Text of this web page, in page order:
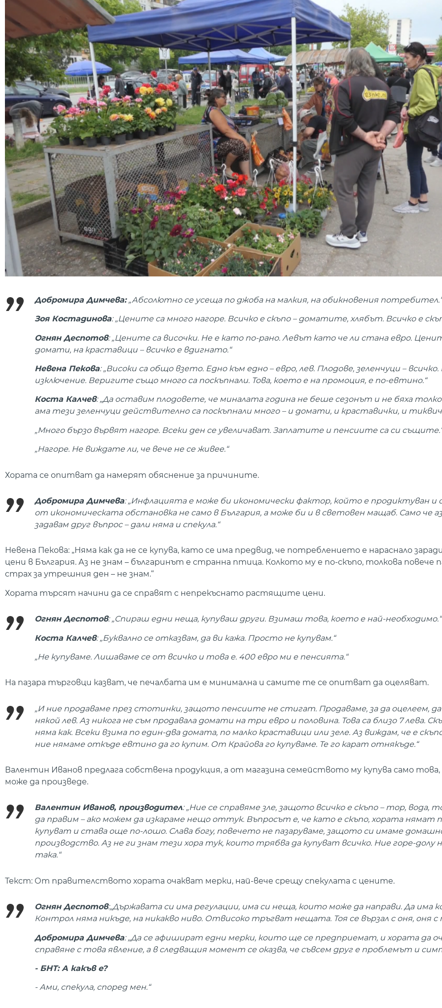
Добромира Димчева:„Абсолютно се усеща по джоба на малкия, на обикновения потребител.“
Зоя Костадинова: „Цените са много нагоре. Всичко е скъпо – доматите, хлябът. Всичко е
Огнян Деспотов: „Цените са височки. Не е като по-рано. Левът като че ли стана евро.
домати, на краставици – всичко е вдигнато.“
Невена Пекова: „Високи са общо взето. Едно към едно – евро, лев. Плодове, зеленчуци –
изключение. Веригите също много са поскъпнали. Това, което е на промоция, е по-евтино.“
Коста Калчев: „Да оставим плодовете, че миналата година не беше сезонът и не бяха
ама тези зеленчуци действително са поскъпнали много – и домати, и краставички, и
„Много бързо вървят нагоре. Всеки ден се увеличават. Заплатите и пенсиите са си
„Нагоре. Не виждате ли, че вече не се живее.“
Хората се опитват да намерят обяснение за причините.
Добромира Димчева: „Инфлацията е може би икономически фактор, който е продиктуван и
от икономическата обстановка не само в България, а може би и в световен мащаб. Само че
задавам друг въпрос – дали няма и спекула.“
Невена Пекова: „Няма как да не се купува, като се има предвид, че потреблението е нараснало
цени в България. Аз не знам – българинът е странна птица. Колкото му е по-скъпо, толкова повече
страх за утрешния ден – не знам.“
Хората търсят начини да се справят с непрекъснато растящите цени.
Огнян Деспотов: „Спираш едни неща, купуваш други. Взимаш това, което е най-необходимо.“
Коста Калчев: „Буквално се отказвам, да ви кажа. Просто не купувам.“
„Не купуваме. Лишаваме се от всичко и това е. 400 евро ми е пенсията.“
На пазара търговци казват, че печалбата им е минимална и самите те се опитват да оцеляват.
„И ние продаваме през стотинки, защото пенсиите не стигат. Продаваме, за да оцелеем, да
някой лев. Аз никога не съм продавала домати на три евро и половина. Това са близо 7 лева.
няма как. Всеки взима по един-два домата, по малко краставици или зеле. Аз виждам, че е
ние нямаме откъде евтино да го купим. От Крайова го купуваме. Те го карат отнякъде.“
Валентин Иванов предлага собствена продукция, а от магазина семейството му купува само
може да произведе.
Валентин Иванов, производител: „Ние се справяме зле, защото всичко е скъпо – тор, вода,
да правим – ако можем да изкараме нещо оттук. Въпросът е, че като е скъпо, хората нямат
купуват и става още по-лошо. Слава богу, повечето не пазаруваме, защото си имаме
производство. Аз не ги знам тези хора тук, които трябва да купуват всичко. Ние горе-долу
така.“
Текст: От правителството хората очакват мерки, най-вече срещу спекулата с цените.
Огнян Деспотов:„Държавата си има регулации, има си неща, които може да направи. Да има
Контрол няма никъде, на никакво ниво. Отвисоко тръгват нещата. Тоя се вързал с оня, оня с
Добромира Димчева: „Да се афишират едни мерки, които ще се предприемат, и хората да
справяне с това явление, а в следващия момент се оказва, че съвсем друг е проблемът и
- БНТ: А какъв е?
- Ами, спекула, според мен.“